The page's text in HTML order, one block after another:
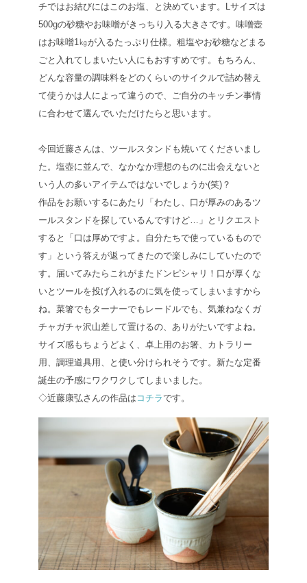
チではお結びにはこのお塩、と決めています。Lサイズは
500gの砂糖やお味噌がきっちり入る大きさです。味噌壺
はお味噌1㎏が入るたっぷり仕様。粗塩やお砂糖などまる
ごと入れてしまいたい人にもおすすめです。もちろん、
どんな容量の調味料をどのくらいのサイクルで詰め替え
て使うかは人によって違うので、ご自分のキッチン事情
に合わせて選んでいただけたらと思います。
今回近藤さんは、ツールスタンドも焼いてくださいまし
た。塩壺に並んで、なかなか理想のものに出会えないと
いう人の多いアイテムではないでしょうか(笑)？
作品をお願いするにあたり「わたし、口が厚みのあるツ
ールスタンドを探しているんですけど…」とリクエスト
すると「口は厚めですよ。自分たちで使っているもので
す」という答えが返ってきたので楽しみにしていたので
す。届いてみたらこれがまたドンピシャリ！口が厚くな
いとツールを投げ入れるのに気を使ってしまいますから
ね。菜箸でもターナーでもレードルでも、気兼ねなくガ
チャガチャ沢山差して置けるの、ありがたいですよね。
サイズ感もちょうどよく、卓上用のお箸、カトラリー
用、調理道具用、と使い分けられそうです。新たな定番
誕生の予感にワクワクしてしまいました。
◇近藤康弘さんの作品は コチラです。